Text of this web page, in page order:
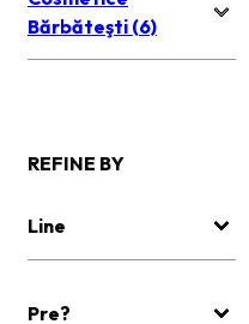
Bărbăteşti (6)
REFINE BY
Line
Pre?